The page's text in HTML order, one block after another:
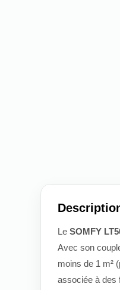
Le SOMFY
Avec son
moins de 1 m²
associée à des